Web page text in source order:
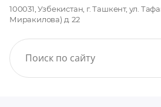
100031, Узбекистан, г. Ташкент, ул.
Миракилова) д. 22